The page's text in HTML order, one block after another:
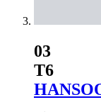
03
T6